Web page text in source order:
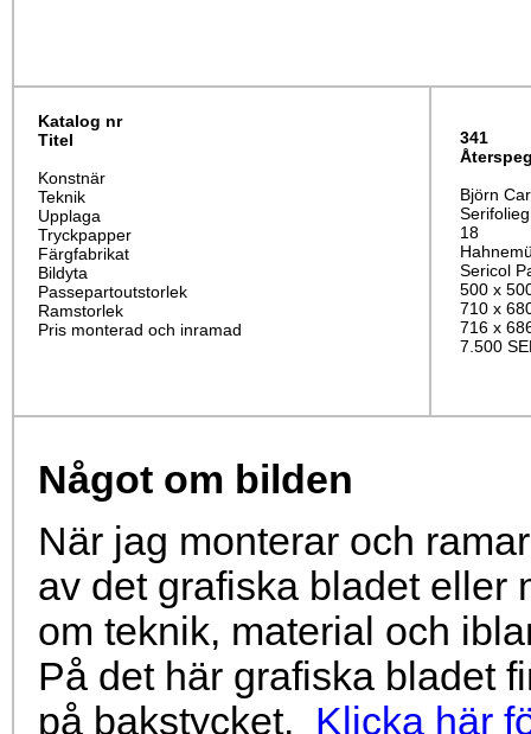
Katalog nr
Titel
Konstnär
Teknik
Upplaga
Tryckpapper
Färgfabrikat
Bildyta
Passepartoutstorlek
Ramstorlek
Pris monterad och inramad
341
Björn
18
Sericol
500 x
710 x
716 x
7.500
Något om bilden
När jag monterar och
av det grafiska bladet eller
om teknik, material och
På det här grafiska bladet
på bakstycket. Klicka här